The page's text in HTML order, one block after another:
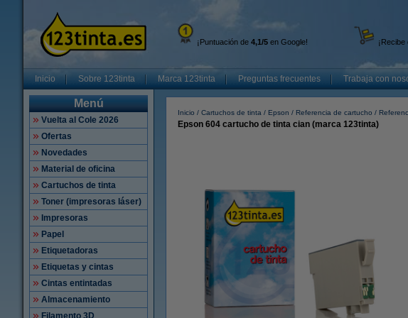
¡Puntuación de 4,1/5 en Google! ¡Recibe
Inicio Sobre 123tinta Marca 123tinta Preguntas frecuentes Trabaja con
Menú
Vuelta al Cole 2026
Ofertas
Novedades
Material de oficina
Cartuchos de tinta
Toner (impresoras láser)
Impresoras
Papel
Etiquetadoras
Etiquetas y cintas
Cintas entintadas
Almacenamiento
Filamento 3D
Inicio Cartuchos de tinta Epson Referencia de cartucho
Epson 604 cartucho de tinta cian (marca 123tinta)